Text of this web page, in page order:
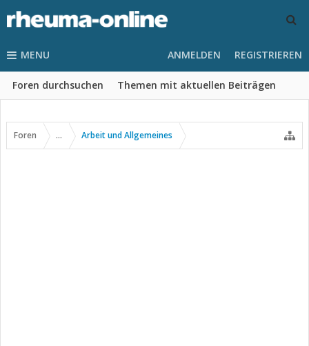
MENU
Foren durchsuchen Themen mit aktuellen Beiträgen
ANMELDEN REGISTRIEREN
Foren ... Arbeit und Allgemeines